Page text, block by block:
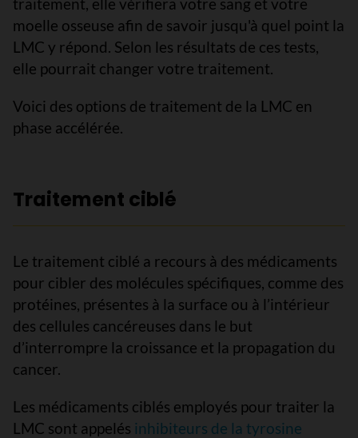
moelle osseuse afin de savoir jusqu'à quel point la
LMC y répond. Selon les résultats de ces tests,
elle pourrait changer votre traitement.
Voici des options de traitement de la LMC en
phase accélérée.
Traitement ciblé
Le traitement ciblé a recours à des médicaments
pour cibler des molécules spécifiques, comme des
protéines, présentes à la surface ou à l’intérieur
des cellules cancéreuses dans le but
d’interrompre la croissance et la propagation du
cancer.
Les médicaments ciblés employés pour traiter la
LMC sont appelés inhibiteurs de la tyrosine